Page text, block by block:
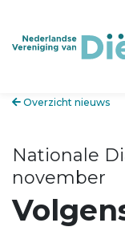
Overzicht nieuws
Nationale
november